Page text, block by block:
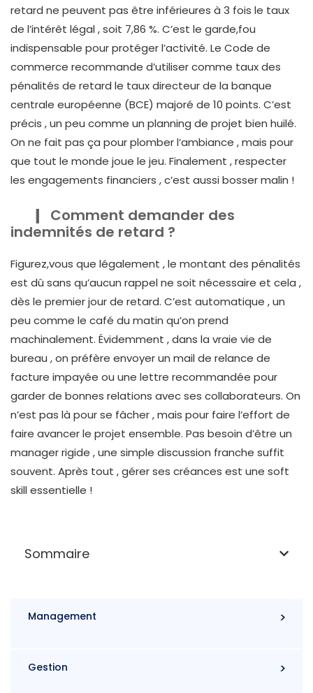
retard ne peuvent pas être inférieures à 3 fois le taux
de l’intérêt légal , soit 7,86 %. C’est le garde,fou
indispensable pour protéger l’activité. Le Code de
commerce recommande d’utiliser comme taux des
pénalités de retard le taux directeur de la banque
centrale européenne (BCE) majoré de 10 points. C’est
précis , un peu comme un planning de projet bien huilé.
On ne fait pas ça pour plomber l’ambiance , mais pour
que tout le monde joue le jeu. Finalement , respecter
les engagements financiers , c’est aussi bosser malin !
Comment demander des
indemnités de retard ?
Figurez,vous que légalement , le montant des pénalités
est dû sans qu’aucun rappel ne soit nécessaire et cela ,
dès le premier jour de retard. C’est automatique , un
peu comme le café du matin qu’on prend
machinalement. Évidemment , dans la vraie vie de
bureau , on préfère envoyer un mail de relance de
facture impayée ou une lettre recommandée pour
garder de bonnes relations avec ses collaborateurs. On
n’est pas là pour se fâcher , mais pour faire l’effort de
faire avancer le projet ensemble. Pas besoin d’être un
manager rigide , une simple discussion franche suffit
souvent. Après tout , gérer ses créances est une soft
skill essentielle !
Sommaire
Management
Gestion